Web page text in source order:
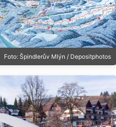
Foto: Špindlerův Mlýn / Depositphotos